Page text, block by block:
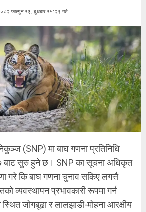
फाल्गुन १३, बुधबार १५:२९ गते
(SNP) मा बाघ गणना प्रतिनिधि
७ बाट सुरु हुने छ। SNP का सूचना अधिकृत
गरे कि बाघ गणना चुनाव सकिए लगत्तै
व्यवस्थापन प्रभावकारी रूपमा गर्न
जोगबूढा र लालझाडी-मोहना आरक्षीय